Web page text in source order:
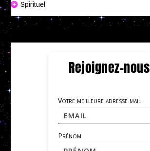
Spirituel
Rejoignez-nous
Votre meilleure adresse mail
Prénom